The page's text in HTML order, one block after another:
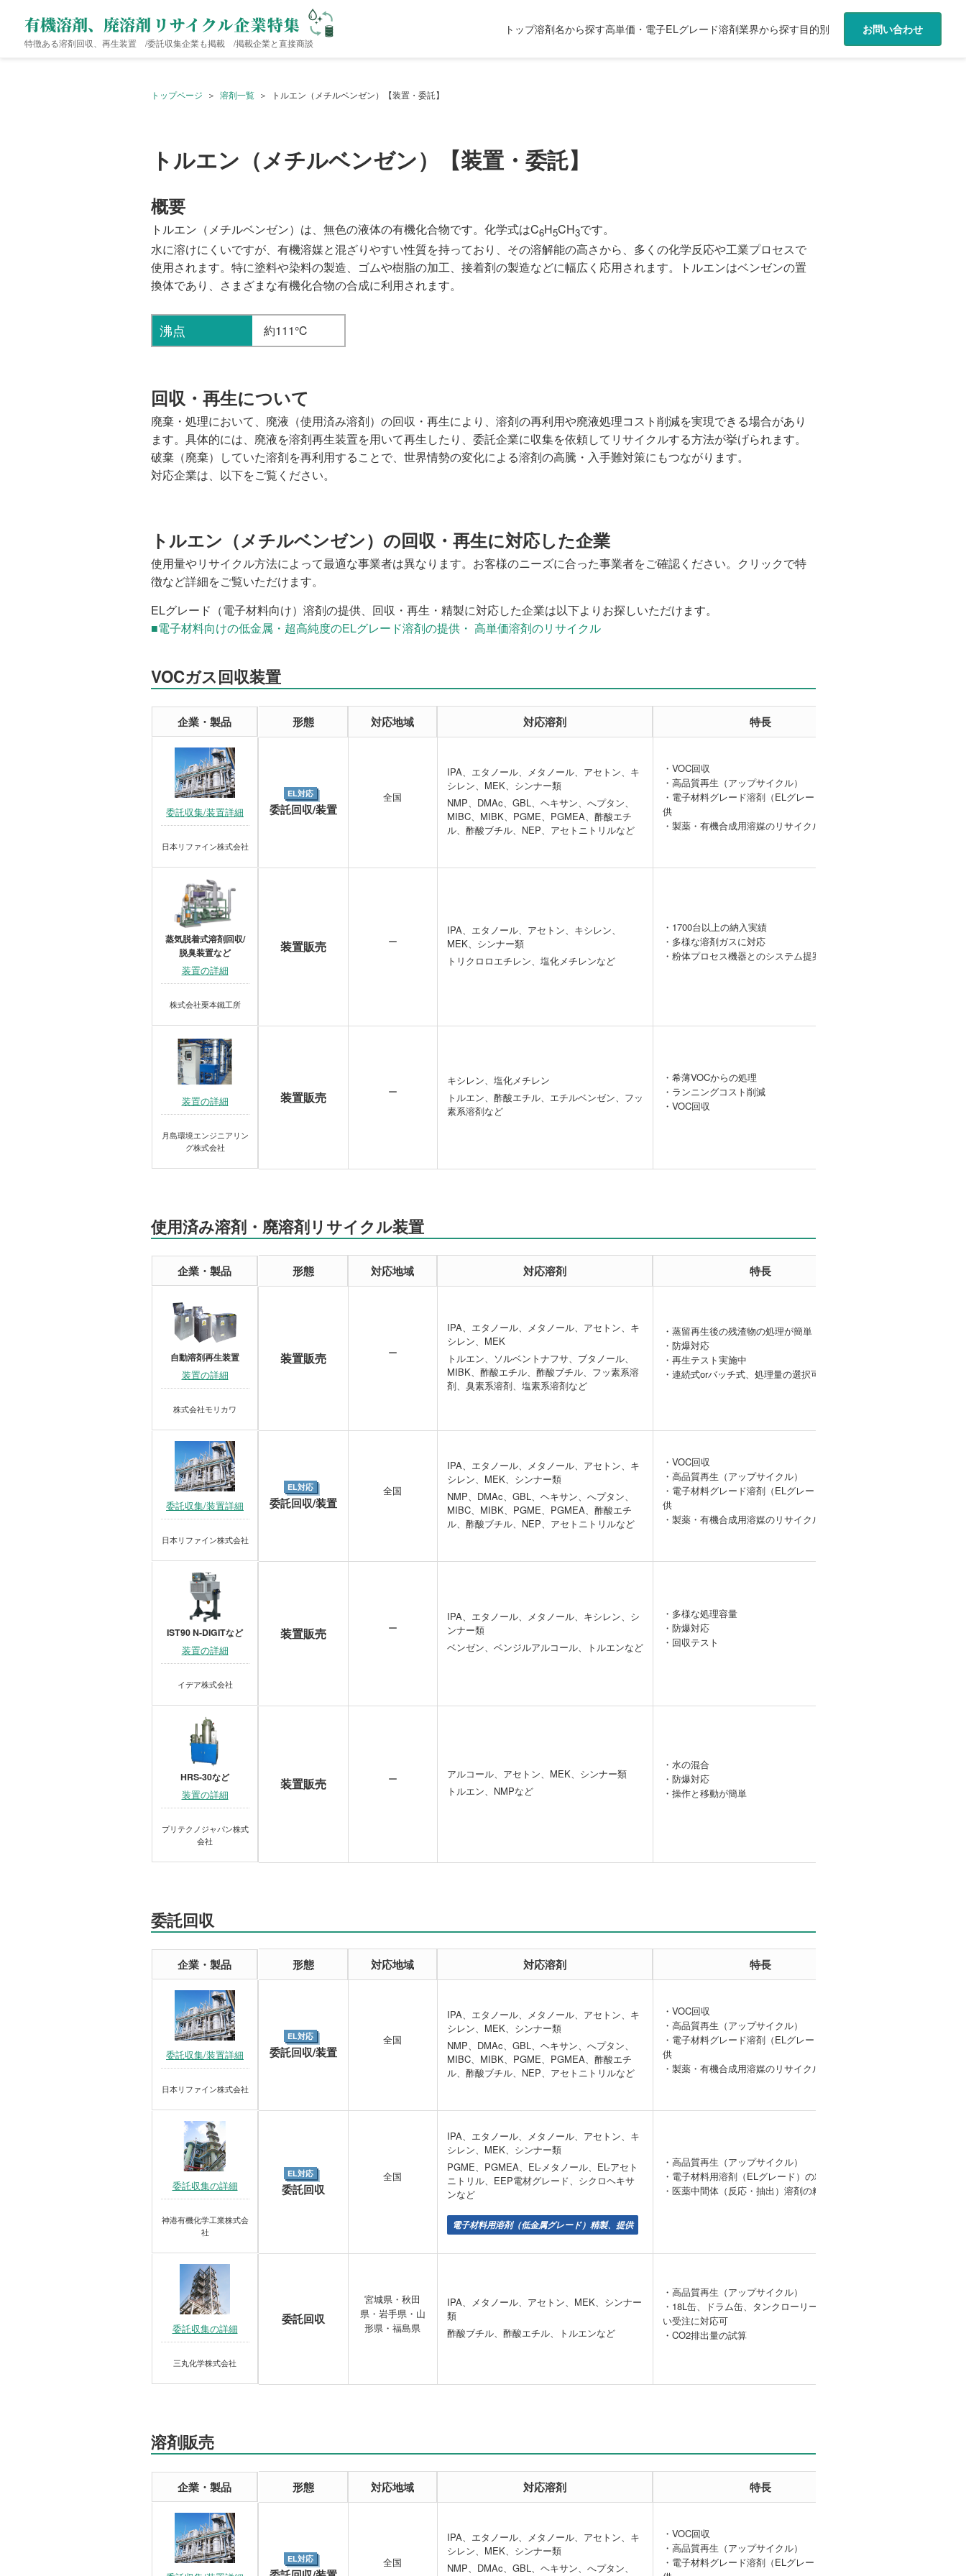
特徴ある溶剤回収、再生装置 /委託収集企業も掲載 /掲載企業と直接商談
トップ溶剤名から探す高単価・電子ELグレード溶剤業界から探す目的別 お問い合わせ
トップページ 溶剤一覧 トルエン（メチルベンゼン）【装置・委託】
トルエン（メチルベンゼン）【装置・委託】
概要
トルエン（メチルベンゼン）は、無色の液体の有機化合物です。化学式はC6H5CH3です。
水に溶けにくいですが、有機溶媒と混ざりやすい性質を持っており、その溶解能の高さから、多くの化学反応や工業プロセスで
使用されます。特に塗料や染料の製造、ゴムや樹脂の加工、接着剤の製造などに幅広く応用されます。トルエンはベンゼンの置
換体であり、さまざまな有機化合物の合成に利用されます。
沸点 約111℃
回収・再生について
廃棄・処理において、廃液（使用済み溶剤）の回収・再生により、溶剤の再利用や廃液処理コスト削減を実現できる場合があり
ます。具体的には、廃液を溶剤再生装置を用いて再生したり、委託企業に収集を依頼してリサイクルする方法が挙げられます。
破棄（廃棄）していた溶剤を再利用することで、世界情勢の変化による溶剤の高騰・入手難対策にもつながります。
対応企業は、以下をご覧ください。
トルエン（メチルベンゼン）の回収・再生に対応した企業
使用量やリサイクル方法によって最適な事業者は異なります。お客様のニーズに合った事業者をご確認ください。クリックで特
徴など詳細をご覧いただけます。
ELグレード（電子材料向け）溶剤の提供、回収・再生・精製に対応した企業は以下よりお探しいただけます。
■電子材料向けの低金属・超高純度のELグレード溶剤の提供・ 高単価溶剤のリサイクル
VOCガス回収装置
企業・製品 形態 対応地域 対応溶剤 特長
委託収集/装置詳細
日本リファイン株式会社
EL対応
委託回収/装置
全国
IPA、エタノール、メタノール、アセトン、キ
シレン、MEK、シンナー類
NMP、DMAc、GBL、ヘキサン、へプタン、
MIBC、MIBK、PGME、PGMEA、酢酸エチ
ル、酢酸ブチル、NEP、アセトニトリルなど
・VOC回収
・高品質再生（アップサイクル）
・電子材料グレード溶剤（ELグレード）の提
供
・製薬・有機合成用溶媒のリサイクル、精製
蒸気脱着式溶剤回収/
脱臭装置など
装置の詳細
株式会社栗本鐵工所
装置販売 ー
IPA、エタノール、アセトン、キシレン、
MEK、シンナー類
トリクロロエチレン、塩化メチレンなど
・1700台以上の納入実績
・多様な溶剤ガスに対応
・粉体プロセス機器とのシステム提案
装置の詳細
月島環境エンジニアリン
グ株式会社
装置販売 ー
キシレン、塩化メチレン
トルエン、酢酸エチル、エチルベンゼン、フッ
素系溶剤など
・希薄VOCからの処理
・ランニングコスト削減
・VOC回収
使用済み溶剤・廃溶剤リサイクル装置
企業・製品 形態 対応地域 対応溶剤 特長
自動溶剤再生装置
装置の詳細
株式会社モリカワ
装置販売 ー
IPA、エタノール、メタノール、アセトン、キ
シレン、MEK
トルエン、ソルベントナフサ、ブタノール、
MIBK、酢酸エチル、酢酸ブチル、フッ素系溶
剤、臭素系溶剤、塩素系溶剤など
・蒸留再生後の残渣物の処理が簡単
・防爆対応
・再生テスト実施中
・連続式orバッチ式、処理量の選択可能
委託収集/装置詳細
日本リファイン株式会社
EL対応
委託回収/装置
全国
IPA、エタノール、メタノール、アセトン、キ
シレン、MEK、シンナー類
NMP、DMAc、GBL、ヘキサン、へプタン、
MIBC、MIBK、PGME、PGMEA、酢酸エチ
ル、酢酸ブチル、NEP、アセトニトリルなど
・VOC回収
・高品質再生（アップサイクル）
・電子材料グレード溶剤（ELグレード）の提
供
・製薬・有機合成用溶媒のリサイクル、精製
IST90 N-DIGITなど
装置の詳細
イデア株式会社
装置販売 ー
IPA、エタノール、メタノール、キシレン、シ
ンナー類
ベンゼン、ベンジルアルコール、トルエンなど
・多様な処理容量
・防爆対応
・回収テスト
HRS-30など
装置の詳細
プリテクノジャパン株式
会社
装置販売 ー
アルコール、アセトン、MEK、シンナー類
トルエン、NMPなど
・水の混合
・防爆対応
・操作と移動が簡単
委託回収
企業・製品 形態 対応地域 対応溶剤 特長
委託収集/装置詳細
日本リファイン株式会社
EL対応
委託回収/装置
全国
IPA、エタノール、メタノール、アセトン、キ
シレン、MEK、シンナー類
NMP、DMAc、GBL、ヘキサン、へプタン、
MIBC、MIBK、PGME、PGMEA、酢酸エチ
ル、酢酸ブチル、NEP、アセトニトリルなど
・VOC回収
・高品質再生（アップサイクル）
・電子材料グレード溶剤（ELグレード）の提
供
・製薬・有機合成用溶媒のリサイクル、精製
委託収集の詳細
神港有機化学工業株式会
社
EL対応
委託回収
全国
IPA、エタノール、メタノール、アセトン、キ
シレン、MEK、シンナー類
PGME、PGMEA、EL-メタノール、EL-アセト
ニトリル、EEP電材グレード、シクロヘキサ
ンなど
電子材料用溶剤（低金属グレード）精製、提供
・高品質再生（アップサイクル）
・電子材料用溶剤（ELグレード）の精製
・医薬中間体（反応・抽出）溶剤の精製
委託収集の詳細
三丸化学株式会社
委託回収
宮城県・秋田
県・岩手県・山
形県・福島県
IPA、メタノール、アセトン、MEK、シンナー
類
酢酸ブチル、酢酸エチル、トルエンなど
・高品質再生（アップサイクル）
・18L缶、ドラム缶、タンクローリーまで幅広
い受注に対応可
・CO2排出量の試算
溶剤販売
企業・製品 形態 対応地域 対応溶剤 特長
EL対応 全国
IPA、エタノール、メタノール、アセトン、キ
シレン、MEK、シンナー類
NMP、DMAc、GBL、ヘキサン、へプタン、
・VOC回収
・高品質再生（アップサイクル）
・電子材料グレード溶剤（ELグレード）の提